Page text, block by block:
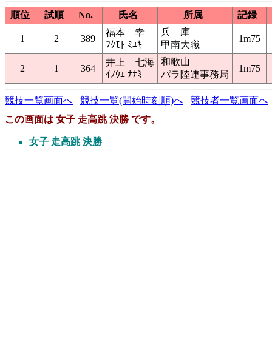
順位 試順 No. 氏名 所属 記録
1 2 389
福本 幸
ﾌｸﾓﾄ ﾐﾕｷ
兵 庫
甲南大職
1m75
2 1 364
井上 七海
ｲﾉｳｴ ﾅﾅﾐ
和歌山
パラ陸連事務局
1m75
競技一覧画面へ 競技一覧(開始時刻順)へ
競技者一覧画面へ
この画面は 女子 走高跳 決勝 です。
女子 走高跳 決勝